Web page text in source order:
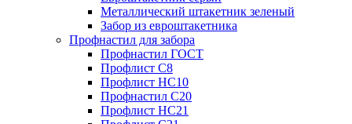
Металлический штакетник зеленый
Забор из евроштакетника
Профнастил для забора
Профнастил ГОСТ
Профлист С8
Профлист НС10
Профнастил С20
Профлист НС21